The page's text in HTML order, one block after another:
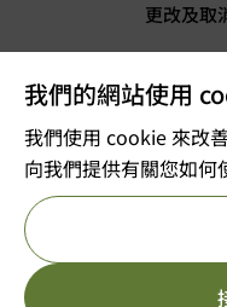
我們的網站使用
我們使用 cookie 來改
向我們提供有關您如何
更改及取
義遊網誌 立即捐款
©2025 版權屬VOLTRA義
註冊及編號：公司註冊
參考編號 : 91/11726